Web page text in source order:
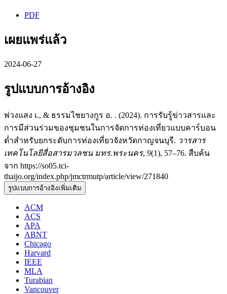
PDF
เผยแพร่แล้ว
2024-06-27
รูปแบบการอ้างอิง
พ่วงแสง เ., & ธรรมไชยางกูร อ. . (2024). การรับรู้ข่าวสารและ
การมีส่วนร่วมของชุมชนในการจัดการท่องเที่ยวแบบคาร์บอน
ต่ำสำหรับยกระดับการท่องเที่ยวจังหวัดกาญจนบุรี. วารสาร
เทคโนโลยีสื่อสารมวลชน มทร.พระนคร, 9(1), 57–76. สืบค้น
จาก https://so05.tci-
thaijo.org/index.php/jmctrmutp/article/view/271840
รูปแบบการอ้างอิงเพิ่มเติม
ACM
ACS
APA
ABNT
Chicago
Harvard
IEEE
MLA
Turabian
Vancouver